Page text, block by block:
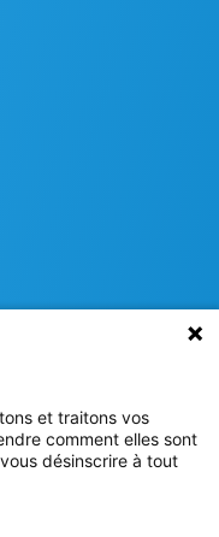
et traitons vos
comment elles sont
désinscrire à tout